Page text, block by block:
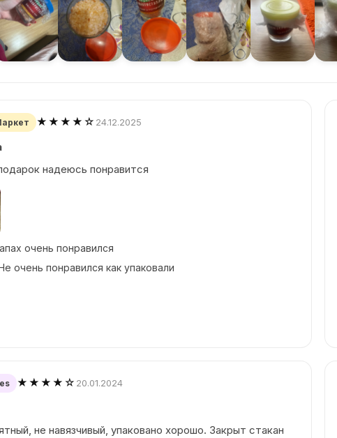
★★★★☆ 24.12.2025
надеюсь понравится
очень понравился
очень понравился как упаковали
★★★★☆ 20.01.2024
не навязчивый, упаковано хорошо. Закрыт стакан